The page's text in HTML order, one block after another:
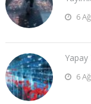
6
Yapay
6